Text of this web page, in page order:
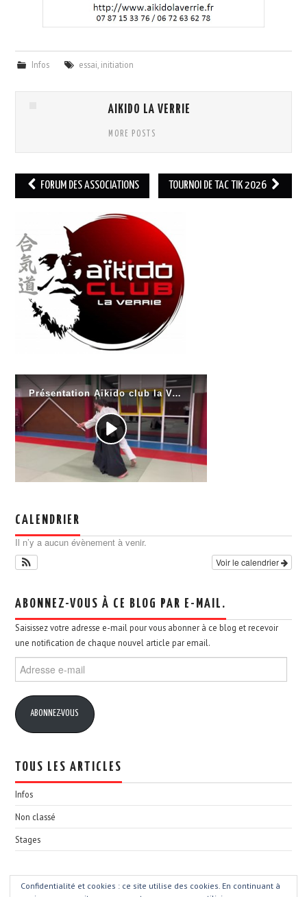
Infos essai initiation
AIKIDO LA VERRIE
MORE POSTS
Navigation
des
FORUM DES ASSOCIATIONS TOURNOI DE TAC TIK 2026
CALENDRIER
Il n’y a aucun évènement à venir.
Voir le calendrier
ABONNEZ-VOUS À CE BLOG PAR E-MAIL.
Saisissez votre adresse e-mail pour vous abonner à ce blog et recevoir
une notification de chaque nouvel article par email.
Adresse
e-
ABONNEZ-VOUS
TOUS LES ARTICLES
Infos
Non classé
Stages
Confidentialité et cookies : ce site utilise des cookies. En continuant à